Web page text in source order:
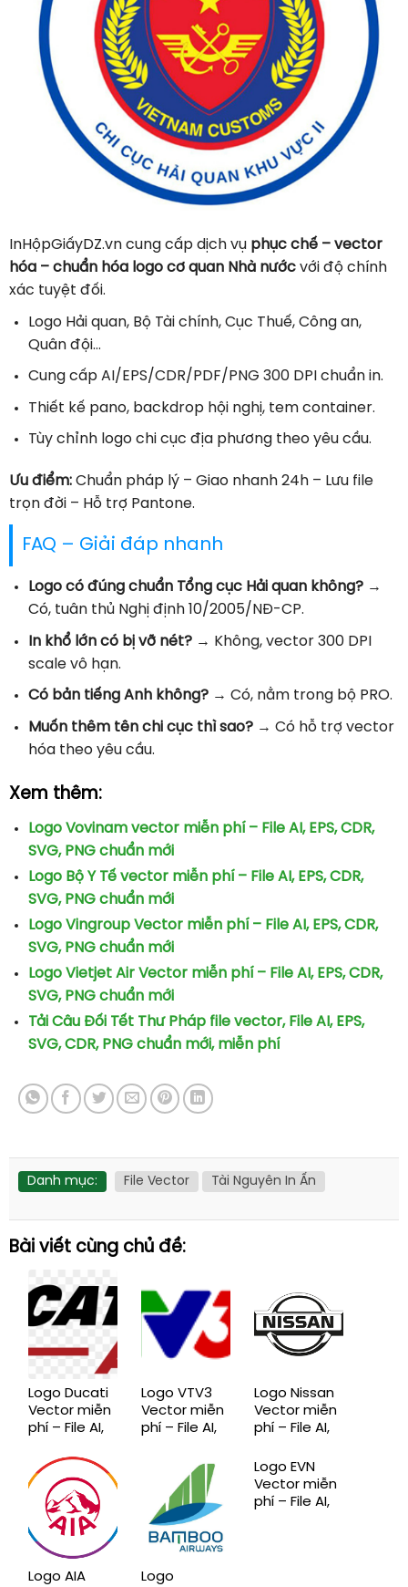
InHộpGiấyDZ.vn cung cấp dịch vụ phục chế – vector
hóa – chuẩn hóa logo cơ quan Nhà nước với độ chính
xác tuyệt đối.
Logo Hải quan, Bộ Tài chính, Cục Thuế, Công an,
Quân đội…
Cung cấp AI/EPS/CDR/PDF/PNG 300 DPI chuẩn in.
Thiết kế pano, backdrop hội nghị, tem container.
Tùy chỉnh logo chi cục địa phương theo yêu cầu.
Ưu điểm: Chuẩn pháp lý – Giao nhanh 24h – Lưu file
trọn đời – Hỗ trợ Pantone.
FAQ – Giải đáp nhanh
Logo có đúng chuẩn Tổng cục Hải quan không?→
Có, tuân thủ Nghị định 10/2005/NĐ-CP.
In khổ lớn có bị vỡ nét?→ Không, vector 300 DPI
scale vô hạn.
Có bản tiếng Anh không?→ Có, nằm trong bộ PRO.
Muốn thêm tên chi cục thì sao?→ Có hỗ trợ vector
hóa theo yêu cầu.
Xem thêm:
Logo Vovinam vector miễn phí – File AI, EPS, CDR,
SVG, PNG chuẩn mới
Logo Bộ Y Tế vector miễn phí – File AI, EPS, CDR,
SVG, PNG chuẩn mới
Logo Vingroup Vector miễn phí – File AI, EPS, CDR,
SVG, PNG chuẩn mới
Logo Vietjet Air Vector miễn phí – File AI, EPS, CDR,
SVG, PNG chuẩn mới
Tải Câu Đối Tết Thư Pháp file vector, File AI, EPS,
SVG, CDR, PNG chuẩn mới, miễn phí
Danh mục: File Vector Tài Nguyên In Ấn
Bài viết cùng chủ đề:
Logo Ducati
Vector miễn
phí – File AI,
SVG, PNG
chuẩn mới
Logo VTV3
Vector miễn
phí – File AI,
SVG, PNG
chuẩn mới
Logo Nissan
Vector miễn
phí – File AI,
SVG, PNG
chuẩn mới
Logo AIA Logo
Logo EVN
Vector miễn
phí – File AI,